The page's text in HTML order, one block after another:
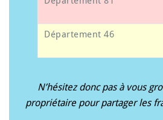
Département 46
N’hésitez donc pas à vous
propriétaire pour partager les